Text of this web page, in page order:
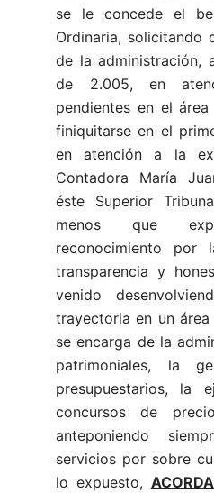
se le concede el
Ordinaria, solicitando
de la administración,
de 2.005, en
pendientes en el
finiquitarse en el
en atención a la
Contadora María
éste Superior
menos que
reconocimiento por
transparencia y
venido
trayectoria en un
se encarga de la
patrimoniales, la
presupuestarios, la
concursos de
anteponiendo
servicios por sobre
lo expuesto,